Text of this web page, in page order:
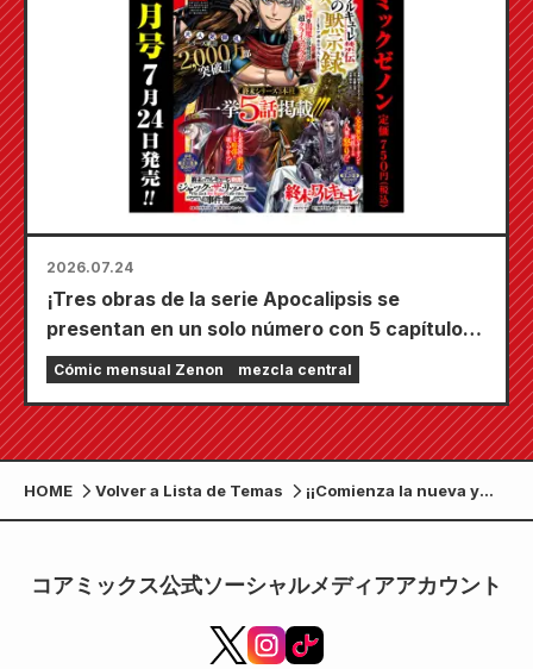
2026.07.24
¡Tres obras de la serie Apocalipsis se
presentan en un solo número con 5 capítulos!
¡El número de septiembre de 2026 de
"Monthly Comic Zenon" sale a la venta el 24
de julio!
Cómic mensual Zenon mezcla central
HOME Volver a Lista de Temas
¡¡Comienza la nueva y
exitosa serie "Legal Dog:
número de julio de 2026
Zenon" sale a la venta el
25 de mayo!!
コアミックス公式ソーシャルメディアアカウント